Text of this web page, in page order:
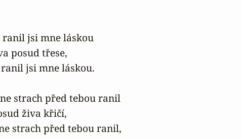
ranil jsi mne láskou
posud třese,
jsi mne láskou.
strach před tebou ranil
živa křičí,
strach před tebou ranil,